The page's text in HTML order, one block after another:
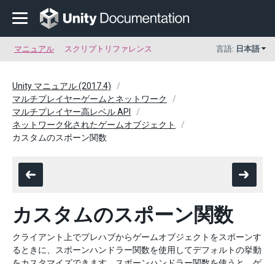
マニュアル スクリプトリファレンス 言語: 日本語
Unity マニュアル (2017.4)
マルチプレイヤーゲームとネットワーク
マルチプレイヤー高レベル API
ネットワーク化されたゲームオブジェクト
カスタムのスポーン関数
カスタムのスポーン関数
クライアント上でプレハブからゲームオブジェクトをスポーンす
るときに、スポーンハンドラー関数を使用してデフォルトの挙動